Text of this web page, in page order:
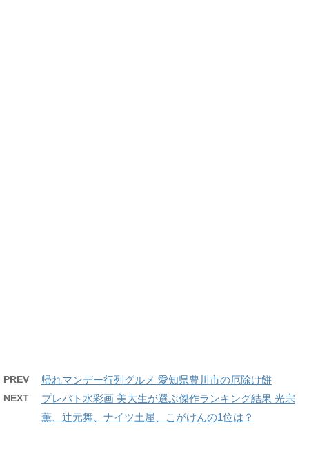
PREV 帰れマンデー行列グルメ 愛知県豊川市の厄除け餅
NEXT
プレバト水彩画 美大生が選ぶ傑作ランキング結果 光宗
薫、辻元舞、ナイツ土屋、こがけんの1位は？